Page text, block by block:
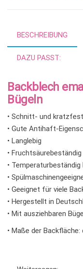
BESCHREIBUNG
DAZU PASST:
Backblech
Bügeln
• Schnitt- und kratzfest
• Gute Antihaft-
• Langlebig
• Fruchtsäurebeständig
• Temperaturbeständig
•
• Geeignet für viele
• Hergestellt in
• Mit ausziehbaren
• Maße der